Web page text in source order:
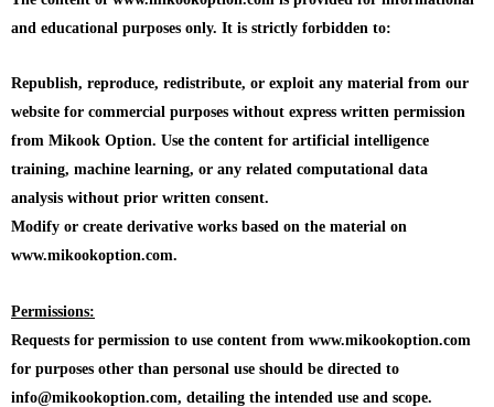
and educational purposes only. It is strictly forbidden to:
Republish, reproduce, redistribute, or exploit any material from our
website for commercial purposes without express written permission
from Mikook Option. Use the content for artificial intelligence
training, machine learning, or any related computational data
analysis without prior written consent.
Modify or create derivative works based on the material on
www.mikookoption.com.
Permissions:
Requests for permission to use content from www.mikookoption.com
for purposes other than personal use should be directed to
info@mikookoption.com, detailing the intended use and scope.